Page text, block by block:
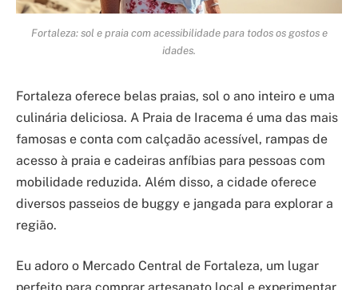
Fortaleza: sol e praia com acessibilidade para todos os gostos e
idades.
Fortaleza oferece belas praias, sol o ano inteiro e uma
culinária deliciosa. A Praia de Iracema é uma das mais
famosas e conta com calçadão acessível, rampas de
acesso à praia e cadeiras anfíbias para pessoas com
mobilidade reduzida. Além disso, a cidade oferece
diversos passeios de buggy e jangada para explorar a
região.
Eu adoro o Mercado Central de Fortaleza, um lugar